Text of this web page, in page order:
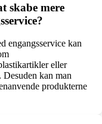
skabe mere
engangsservice kan
eller
kan man
produkterne